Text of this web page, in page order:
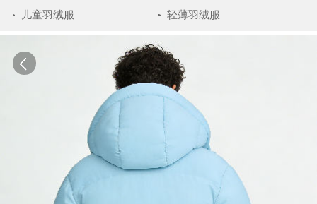
儿童羽绒服 轻薄羽绒服